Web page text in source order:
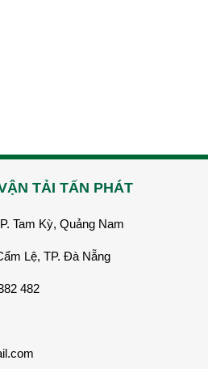
TẢI TẤN PHÁT
Tam Kỳ, Quảng Nam
Lệ, TP. Đà Nẵng
482